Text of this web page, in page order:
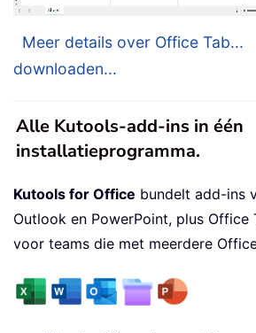
Meer details over Office Tab...
downloaden...
Alle Kutools-add-ins in één
installatieprogramma.
Kutools for Office bundelt add-ins
Outlook en PowerPoint, plus
voor teams die met meerdere